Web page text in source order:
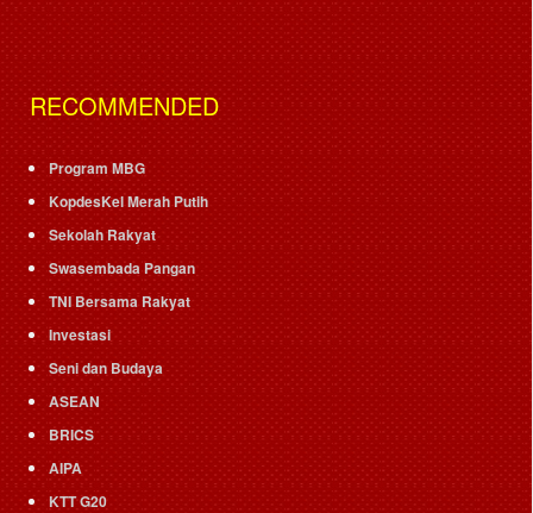
RECOMMENDED
Program MBG
KopdesKel Merah Putih
Sekolah Rakyat
Swasembada Pangan
TNI Bersama Rakyat
Investasi
Seni dan Budaya
ASEAN
BRICS
AIPA
KTT G20